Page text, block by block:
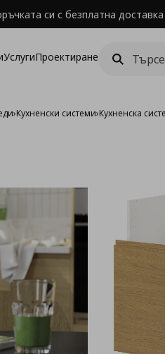
си с безплатна
УслугиПроектиране
›Кухненски системи›Кухненска